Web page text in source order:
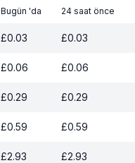
Bugün 'da 24 saat önce
£0.03 £0.03
£0.06 £0.06
£0.29 £0.29
£0.59 £0.59
£2.93 £2.93